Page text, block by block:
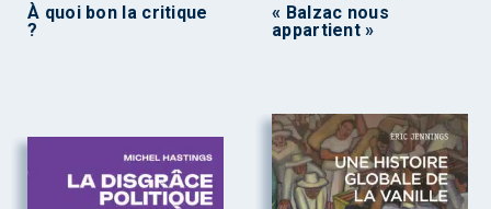
À quoi bon la critique
?
« Balzac nous
appartient »